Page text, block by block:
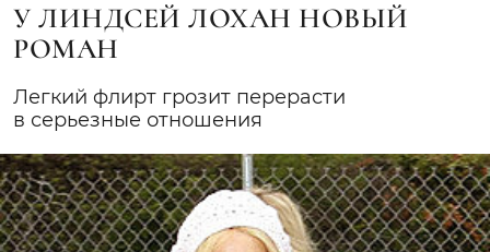
У ЛИНДСЕЙ ЛОХАН НОВЫЙ
РОМАН
Легкий флирт грозит перерасти
в серьезные отношения